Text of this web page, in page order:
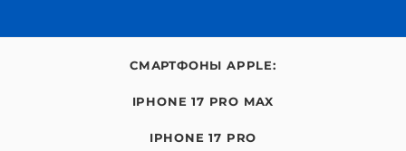
СМАРТФОНЫ APPLE:
IPHONE 17 PRO MAX
IPHONE 17 PRO